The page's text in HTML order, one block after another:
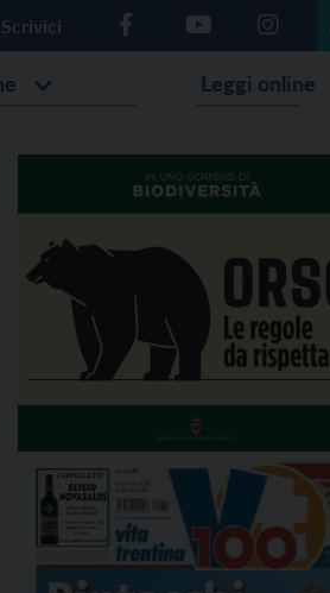
Scrivici
Leggi online